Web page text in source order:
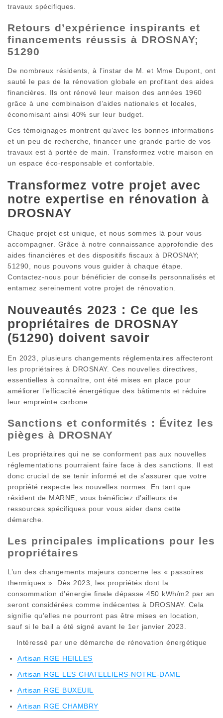
travaux spécifiques.
Retours d’expérience inspirants et
financements réussis à DROSNAY;
51290
De nombreux résidents, à l’instar de M. et Mme Dupont, ont
sauté le pas de la rénovation globale en profitant des aides
financières. Ils ont rénové leur maison des années 1960
grâce à une combinaison d’aides nationales et locales,
économisant ainsi 40% sur leur budget.
Ces témoignages montrent qu’avec les bonnes informations
et un peu de recherche, financer une grande partie de vos
travaux est à portée de main. Transformez votre maison en
un espace éco-responsable et confortable.
Transformez votre projet avec
notre expertise en rénovation à
DROSNAY
Chaque projet est unique, et nous sommes là pour vous
accompagner. Grâce à notre connaissance approfondie des
aides financières et des dispositifs fiscaux à DROSNAY;
51290, nous pouvons vous guider à chaque étape.
Contactez-nous pour bénéficier de conseils personnalisés et
entamez sereinement votre projet de rénovation.
Nouveautés 2023 : Ce que les
propriétaires de DROSNAY
(51290) doivent savoir
En 2023, plusieurs changements réglementaires affecteront
les propriétaires à DROSNAY. Ces nouvelles directives,
essentielles à connaître, ont été mises en place pour
améliorer l’efficacité énergétique des bâtiments et réduire
leur empreinte carbone.
Sanctions et conformités : Évitez les
pièges à DROSNAY
Les propriétaires qui ne se conforment pas aux nouvelles
réglementations pourraient faire face à des sanctions. Il est
donc crucial de se tenir informé et de s’assurer que votre
propriété respecte les nouvelles normes. En tant que
résident de MARNE, vous bénéficiez d’ailleurs de
ressources spécifiques pour vous aider dans cette
démarche.
Les principales implications pour les
propriétaires
L’un des changements majeurs concerne les « passoires
thermiques ». Dès 2023, les propriétés dont la
consommation d’énergie finale dépasse 450 kWh/m2 par an
seront considérées comme indécentes à DROSNAY. Cela
signifie qu’elles ne pourront pas être mises en location,
sauf si le bail a été signé avant le 1er janvier 2023.
Intéressé par une démarche de rénovation énergétique
Artisan RGE HEILLES
Artisan RGE LES CHATELLIERS-NOTRE-DAME
Artisan RGE BUXEUIL
Artisan RGE CHAMBRY